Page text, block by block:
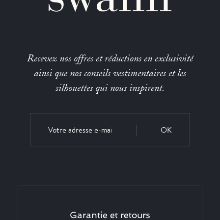
Recevez nos offres et réductions en exclusivité
ainsi que nos conseils vestimentaires et les
silhouettes qui nous inspirent.
OK
Garantie et retours